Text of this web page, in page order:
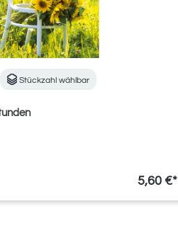
Stückzahl wählbar
5,60 €*